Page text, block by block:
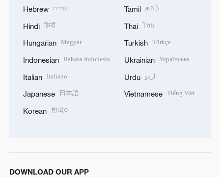
Hebrew עברית
Hindi हिन्दी
Hungarian Magyar
Indonesian Bahasa Indonesia
Italian Italiano
Japanese 日本語
Korean 한국어
Tamil தமிழ்
Thai ไทย
Turkish Türkçe
Ukrainian Українська
Urdu اردو
Vietnamese Tiếng Việt
DOWNLOAD OUR APP